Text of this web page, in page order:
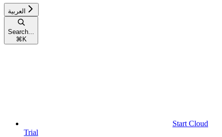
العربية
Search...
⌘ K
Start Cloud
Trial